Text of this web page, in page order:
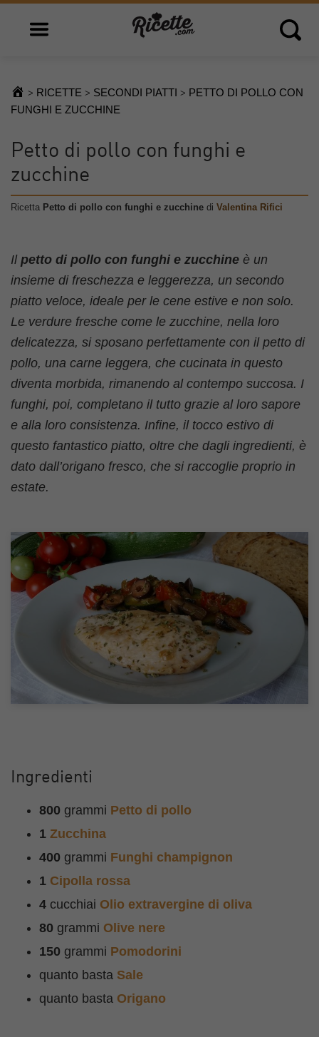
Open main menu Open
> RICETTE > SECONDI PIATTI > PETTO DI POLLO CON
FUNGHI E ZUCCHINE
Petto di pollo con funghi e
zucchine
Ricetta Petto di pollo con funghi e zucchine di Valentina Rifici
Il petto di pollo con funghi e zucchine è un
insieme di freschezza e leggerezza, un secondo
piatto veloce, ideale per le cene estive e non solo.
Le verdure fresche come le zucchine, nella loro
delicatezza, si sposano perfettamente con il petto di
pollo, una carne leggera, che cucinata in questo
diventa morbida, rimanendo al contempo succosa. I
funghi, poi, completano il tutto grazie al loro sapore
e alla loro consistenza. Infine, il tocco estivo di
questo fantastico piatto, oltre che dagli ingredienti, è
dato dall’origano fresco, che si raccoglie proprio in
estate.
Ingredienti
800 grammi Petto di pollo
1 Zucchina
400 grammi Funghi champignon
1 Cipolla rossa
4 cucchiai Olio extravergine di oliva
80 grammi Olive nere
150 grammi Pomodorini
quanto basta Sale
quanto basta Origano